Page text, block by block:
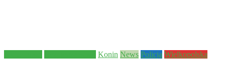
Konin News Policja Wielkopolska